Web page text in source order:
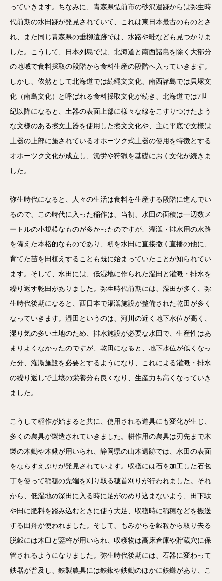
っていきます。ちなみに、青森県弘前市の砂沢遺跡からは弥生時
代前期の水田跡が発見されていて、これは東日本最古のものとさ
れ、また同じ青森県の垂柳遺跡では、水路や畦なども見つかりま
した。こうして、日本列島では、北海道と南西諸島を除く大部分
の地域で食料採取の段階から食料生産の段階へ入っていきます。
しかし、依然として北海道では続縄文文化、南西諸島では貝塚文
化（南島文化）と呼ばれる食料採取文化が続き、北海道では7世
紀以降になると、土器の表面上部に様々な線をこすりつけたよう
な文様のある擦文土器を使用した擦文文化や、主に平底で文様は
土器の上部に施されているオホーツク式土器の使用を特徴とする
オホーツク文化が成立し、漁労や狩猟を基礎におく文化が続きま
した。
弥生時代になると、人々の生活は食料を生産する段階に進んでい
るので、この時代に入った稲作は、当初、水田の面積は一辺数メ
ートルの小規模なものが多かったのですが、灌漑・排水用の水路
を備えた本格的なものであり、籾を水田に直接撒く直播の他に、
育てた苗を田植えすることも既に始まっていたことが知られてい
ます。そして、水田には、低湿地に作られた湿田と灌漑・排水を
繰り返す乾田がありました。弥生時代前期には、湿田が多く、弥
生時代後期になると、西日本で灌漑施設が整備された乾田が多く
なっていきます。湿田というのは、河川の近く地下水位が高く、
湿り気の多い土地のため、排水施設が必要な水田で、生産性はあ
まりよくなかったのですが、乾田になると、地下水位が低くなっ
た分、灌漑施設を必要とするようになり、これによる灌漑・排水
の繰り返しで土壌の栄養分も良くなり、生産力も高くなっていき
ました。
こうして稲作が始まると共に、使用される道具にも変化が生じ、
多くの農具が製造されていきました。耕作用の農具は刃先まで木
製の木鋤や木鍬が用いられ、静岡県の山木遺跡では、水田の表面
をならすえぶりが発見されています。収穫には石を加工した石包
丁を使って稲穂の先端を刈り取る穂首刈りが行われました。それ
から、低湿地の深田に入る時に足がのめり込まないよう、田下駄
や田に肥料を踏み込むときに使う大足、収穫時に稲穂などを搬送
する田舟が使われました。そして、もみがらを穀粒から取り去る
脱穀には木臼と竪杵が用いられ、収穫物は高床倉庫や貯蔵穴に保
管されるようになりました。弥生時代後期には、石器に変わって
鉄器が普及し、鉄製農具には鉄鍬や鉄鋤のほかに鉄鎌があり、こ